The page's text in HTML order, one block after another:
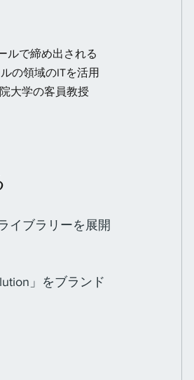
ルで締め出される
の領域のITを活用
大学の客員教授
イブラリーを展開
」をブランド